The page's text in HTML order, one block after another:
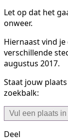
Let op dat het
onweer.
Hiernaast vind je
verschillende
augustus 2017.
Staat jouw
zoekbalk:
Deel